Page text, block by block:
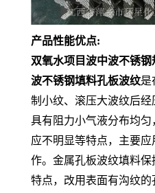
产品性能优点:
双氧水项目波中波不锈
波不锈钢填料孔板波纹是
制小纹、滚压大波纹后
具有阻力小气液分布均
应不明显等特点，主要
作。金属孔板波纹填料
特点，改用表面有沟纹